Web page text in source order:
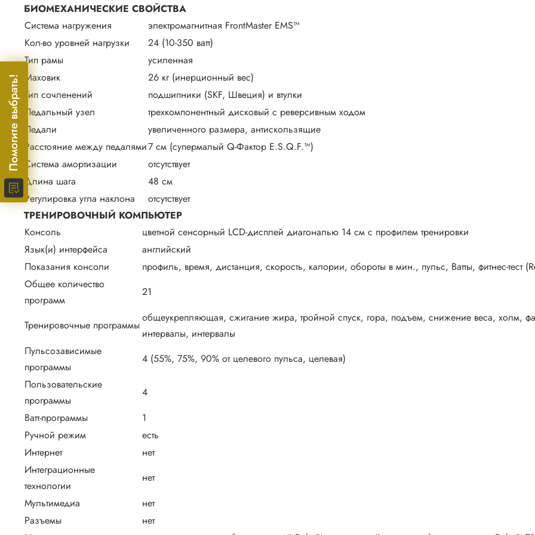
Помогите выбрать!
БИОМЕХАНИЧЕСКИЕ СВОЙСТВА
Система нагружения
электромагнитная FrontMaster EMS™
Кол-во уровней нагрузки
24 (10-350 ватт)
Тип рамы
усиленная
Маховик
26 кг (инерционный вес)
Тип сочленений
подшипники (SKF, Швеция) и втулки
Педальный узел
трехкомпонентный дисковый с реверсивным ходом
Педали
увеличенного размера, антискользящие
Расстояние между педалями7 см (супермалый Q-Фактор E.S.Q.F.™)
Система амортизации
отсутствует
Длина шага
48 см
Регулировка угла наклона
отсутствует
ТРЕНИРОВОЧНЫЙ КОМПЬЮТЕР
Консоль
цветной сенсорный LCD-дисплей диагональю 14 см с профилем тренировки
Язык(и) интерфейса
английский
Показания консоли
профиль, время, дистанция, скорость, калории, обороты в мин., пульс, Ватты, фитнес-тест
Общее количество
программ
21
Тренировочные программы
общеукрепляющая, сжигание жира, тройной спуск, гора, подъем, снижение веса, холм,
интервалы, интервалы
Пульсозависимые
программы
4 (55%, 75%, 90% от целевого пульса, целевая)
Пользовательские
программы
4
Ватт-программы
1
Ручной режим
есть
Интернет
нет
Интеграционные
технологии
нет
Мультимедиа
нет
Разъемы
нет